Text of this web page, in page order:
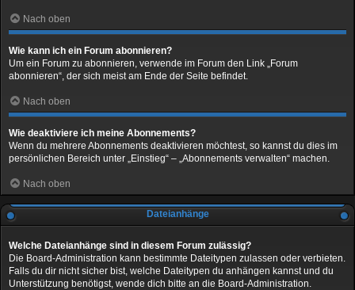
Nach oben
Wie kann ich ein Forum abonnieren?
Um ein Forum zu abonnieren, verwende im Forum den Link „Forum
abonnieren“, der sich meist am Ende der Seite befindet.
Nach oben
Wie deaktiviere ich meine Abonnements?
Wenn du mehrere Abonnements deaktivieren möchtest, so kannst du dies im
persönlichen Bereich unter „Einstieg“ – „Abonnements verwalten“ machen.
Nach oben
Dateianhänge
Welche Dateianhänge sind in diesem Forum zulässig?
Die Board-Administration kann bestimmte Dateitypen zulassen oder verbieten.
Falls du dir nicht sicher bist, welche Dateitypen du anhängen kannst und du
Unterstützung benötigst, wende dich bitte an die Board-Administration.